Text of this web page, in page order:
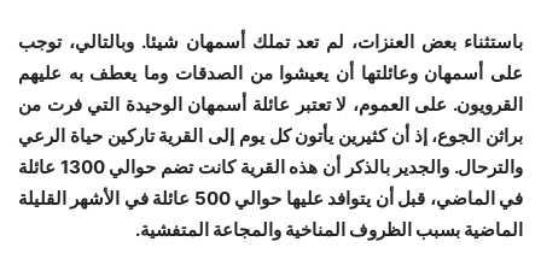
باستثناء بعض العنزات، لم تعد تملك أسمهان شيئا. وبالتالي، توجب
على أسمهان وعائلتها أن يعيشوا من الصدقات وما يعطف به عليهم
القرويون. على العموم، لا تعتبر عائلة أسمهان الوحيدة التي فرت من
براثن الجوع، إذ أن كثيرين يأتون كل يوم إلى القرية تاركين حياة الرعي
والترحال. والجدير بالذكر أن هذه القرية كانت تضم حوالي 1300 عائلة
في الماضي، قبل أن يتوافد عليها حوالي 500 عائلة في الأشهر القليلة
الماضية بسبب الظروف المناخية والمجاعة المتفشية.